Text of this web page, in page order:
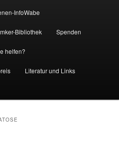
InfoWabe
Bibliothek Spenden
helfen?
Literatur und Links